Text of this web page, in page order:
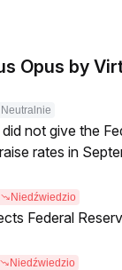
Opus by
Neutralnie
not give the
rates in
Niedźwiedzio
Federal
Niedźwiedzio